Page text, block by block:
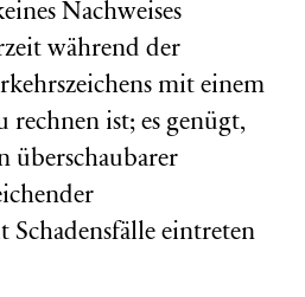
Nachweises
während der
mit einem
rechnen ist; es genügt,
überschaubarer
Schadensfälle eintreten